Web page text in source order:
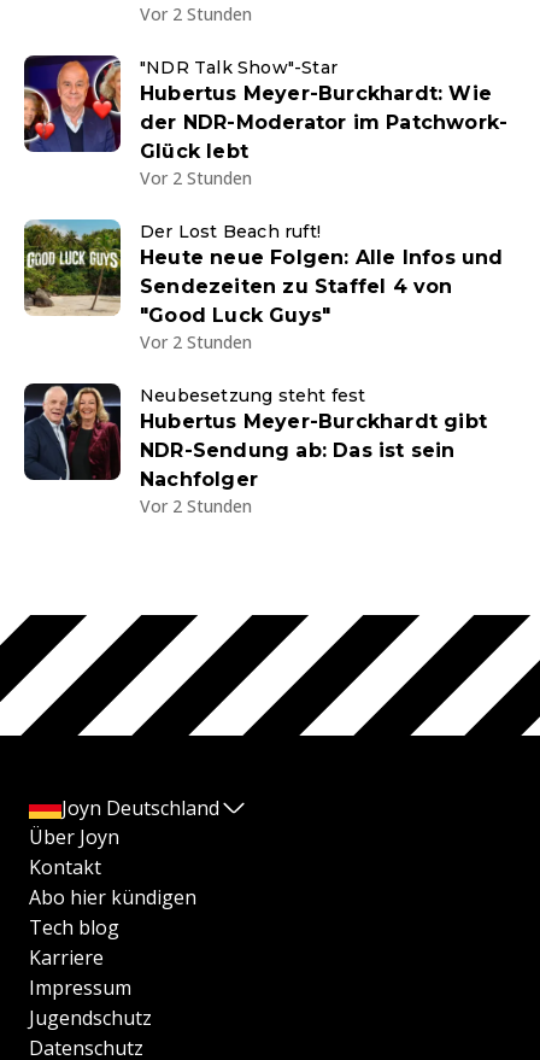
Vor 2 Stunden
"NDR Talk Show"-Star
Hubertus Meyer-Burckhardt: Wie
der NDR-Moderator im Patchwork-
Glück lebt
Vor 2 Stunden
Der Lost Beach ruft!
Heute neue Folgen: Alle Infos und
Sendezeiten zu Staffel 4 von
"Good Luck Guys"
Vor 2 Stunden
Neubesetzung steht fest
Hubertus Meyer-Burckhardt gibt
NDR-Sendung ab: Das ist sein
Nachfolger
Vor 2 Stunden
Joyn Deutschland
Über Joyn
Kontakt
Abo hier kündigen
Tech blog
Karriere
Impressum
Jugendschutz
Datenschutz